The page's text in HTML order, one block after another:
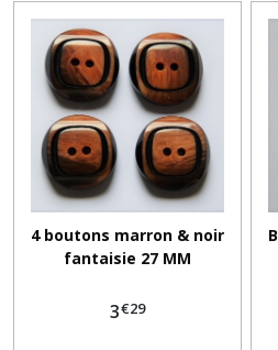
4 boutons marron & noir
fantaisie 27 MM
3€29